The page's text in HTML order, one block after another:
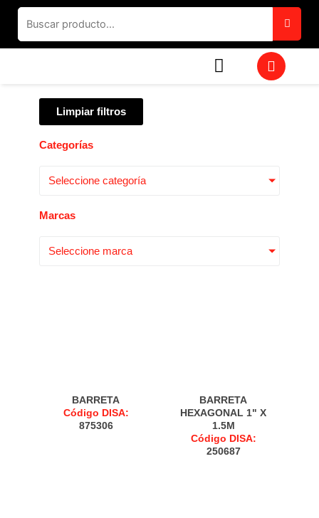
contenido
W
h
Limpiar filtros
Categorías
Seleccione categoría
Marcas
Seleccione marca
BARRETA
Código DISA:
875306
BARRETA
HEXAGONAL 1" X
1.5M
Código DISA:
250687